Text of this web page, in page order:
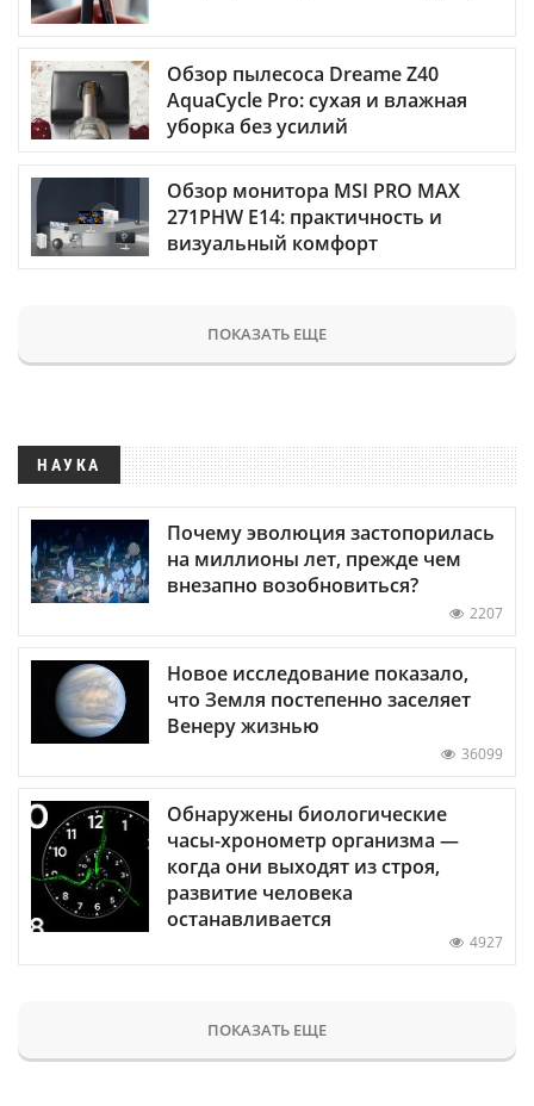
Обзор пылесоса Dreame Z40
AquaCycle Pro: сухая и влажная
уборка без усилий
Обзор монитора MSI PRO MAX
271PHW E14: практичность и
визуальный комфорт
ПОКАЗАТЬ ЕЩЕ
НАУКА
Почему эволюция застопорилась
на миллионы лет, прежде чем
внезапно возобновиться?
2207
Новое исследование показало,
что Земля постепенно заселяет
Венеру жизнью
36099
Обнаружены биологические
часы-хронометр организма —
когда они выходят из строя,
развитие человека
останавливается
4927
ПОКАЗАТЬ ЕЩЕ